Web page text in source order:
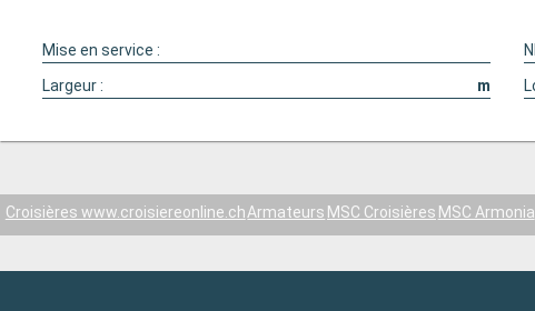
Mise en service :
Largeur :
m
Croisières www.croisiereonline.chArmateurs MSC Croisières MSC Armonia